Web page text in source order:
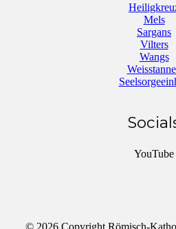
Mels
Sargans
Vilters
Wangs
YouTube
© 2026 Copyright Römisch-